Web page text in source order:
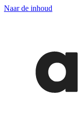
Naar de inhoud